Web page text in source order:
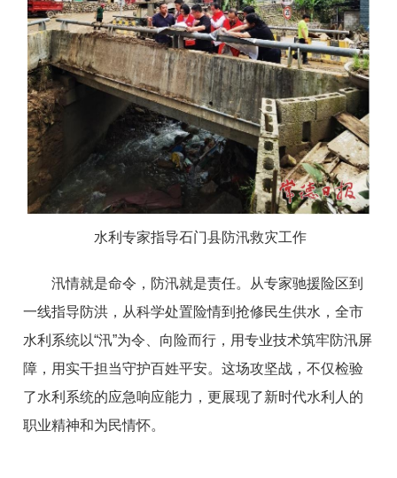
水利专家指导石门县防汛救灾工作
汛情就是命令，防汛就是责任。从专家驰援险区到
一线指导防洪，从科学处置险情到抢修民生供水，全市
水利系统以“汛”为令、向险而行，用专业技术筑牢防汛屏
障，用实干担当守护百姓平安。这场攻坚战，不仅检验
了水利系统的应急响应能力，更展现了新时代水利人的
职业精神和为民情怀。